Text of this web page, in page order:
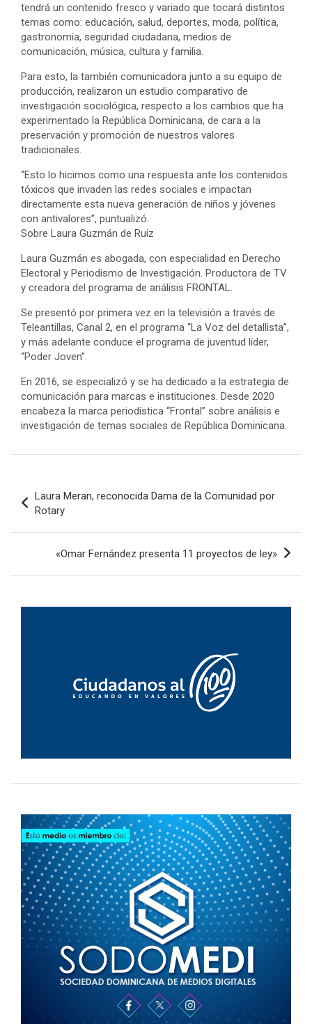
tendrá un contenido fresco y variado que tocará distintos
temas como: educación, salud, deportes, moda, política,
gastronomía, seguridad ciudadana, medios de
comunicación, música, cultura y familia.
Para esto, la también comunicadora junto a su equipo de
producción, realizaron un estudio comparativo de
investigación sociológica, respecto a los cambios que ha
experimentado la República Dominicana, de cara a la
preservación y promoción de nuestros valores
tradicionales.
“Esto lo hicimos como una respuesta ante los contenidos
tóxicos que invaden las redes sociales e impactan
directamente esta nueva generación de niños y jóvenes
con antivalores”, puntualizó.
Sobre Laura Guzmán de Ruiz
Laura Guzmán es abogada, con especialidad en Derecho
Electoral y Periodismo de Investigación. Productora de TV
y creadora del programa de análisis FRONTAL.
Se presentó por primera vez en la televisión a través de
Teleantillas, Canal 2, en el programa “La Voz del detallista”,
y más adelante conduce el programa de juventud líder,
“Poder Joven”.
En 2016, se especializó y se ha dedicado a la estrategia de
comunicación para marcas e instituciones. Desde 2020
encabeza la marca periodística “Frontal” sobre análisis e
investigación de temas sociales de República Dominicana.
de
entradas
Laura Meran, reconocida Dama de la Comunidad por
Rotary
«Omar Fernández presenta 11 proyectos de ley»